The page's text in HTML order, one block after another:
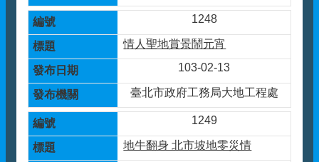
1248
情人聖地賞景鬧元宵
103-02-13
臺北市政府工務局大地工程處
1249
地牛翻身 北市坡地零災情